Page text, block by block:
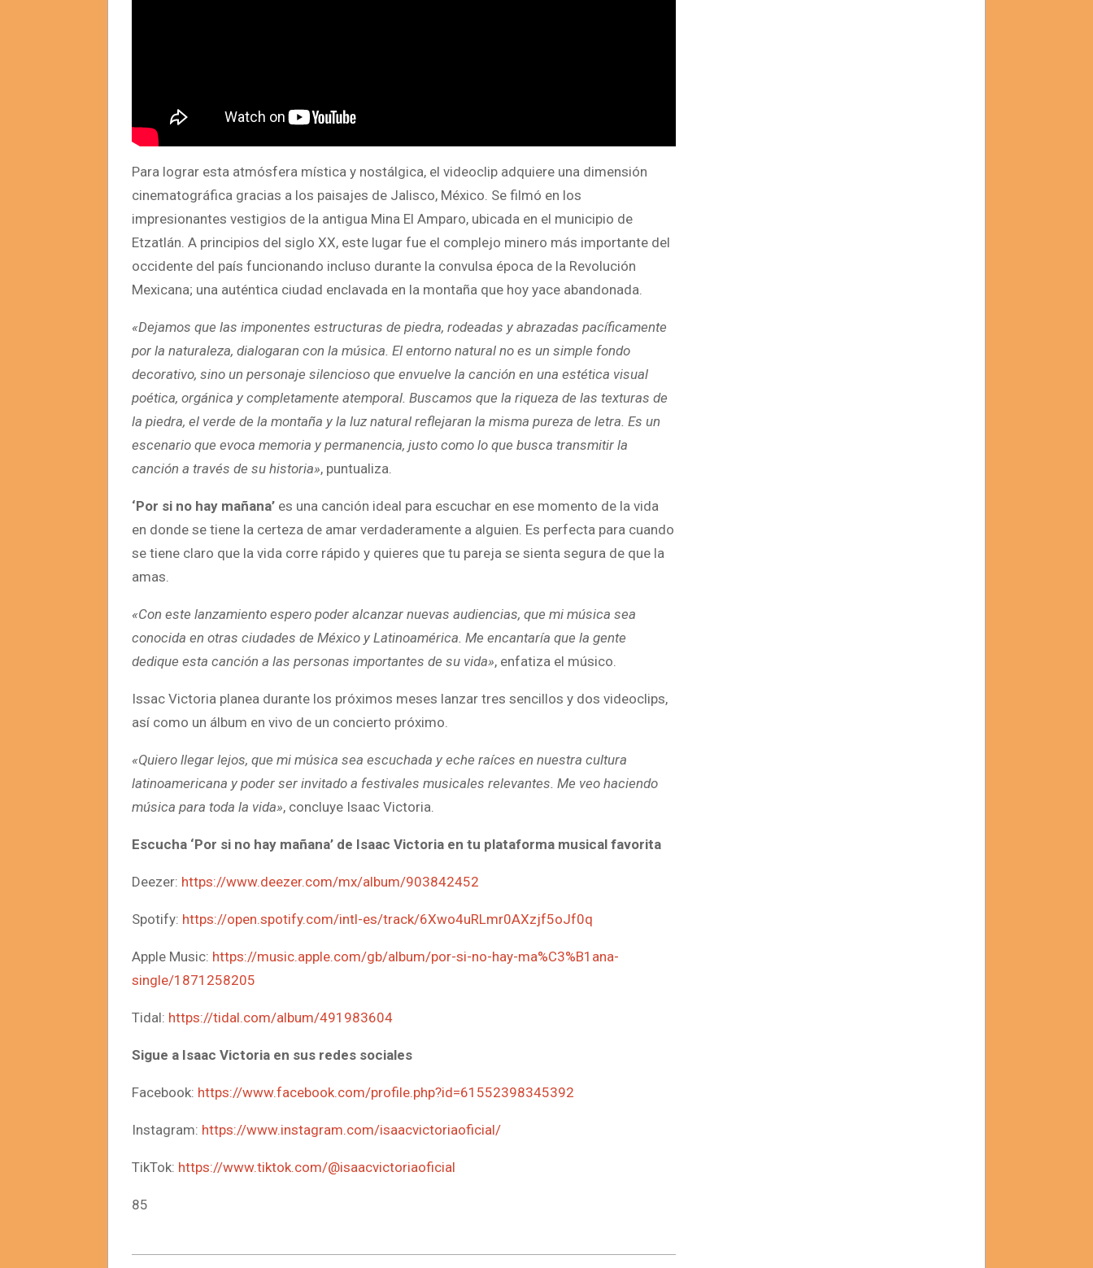
Para lograr esta atmósfera mística y nostálgica, el videoclip adquiere una dimensión
cinematográfica gracias a los paisajes de Jalisco, México. Se filmó en los
impresionantes vestigios de la antigua Mina El Amparo, ubicada en el municipio de
Etzatlán. A principios del siglo XX, este lugar fue el complejo minero más importante del
occidente del país funcionando incluso durante la convulsa época de la Revolución
Mexicana; una auténtica ciudad enclavada en la montaña que hoy yace abandonada.
«Dejamos que las imponentes estructuras de piedra, rodeadas y abrazadas pacíficamente
por la naturaleza, dialogaran con la música. El entorno natural no es un simple fondo
decorativo, sino un personaje silencioso que envuelve la canción en una estética visual
poética, orgánica y completamente atemporal. Buscamos que la riqueza de las texturas de
la piedra, el verde de la montaña y la luz natural reflejaran la misma pureza de letra. Es un
escenario que evoca memoria y permanencia, justo como lo que busca transmitir la
canción a través de su historia», puntualiza.
‘Por si no hay mañana’ es una canción ideal para escuchar en ese momento de la vida
en donde se tiene la certeza de amar verdaderamente a alguien. Es perfecta para cuando
se tiene claro que la vida corre rápido y quieres que tu pareja se sienta segura de que la
amas.
«Con este lanzamiento espero poder alcanzar nuevas audiencias, que mi música sea
conocida en otras ciudades de México y Latinoamérica. Me encantaría que la gente
dedique esta canción a las personas importantes de su vida», enfatiza el músico.
Issac Victoria planea durante los próximos meses lanzar tres sencillos y dos videoclips,
así como un álbum en vivo de un concierto próximo.
«Quiero llegar lejos, que mi música sea escuchada y eche raíces en nuestra cultura
latinoamericana y poder ser invitado a festivales musicales relevantes. Me veo haciendo
música para toda la vida», concluye Isaac Victoria.
Escucha ‘Por si no hay mañana’ de Isaac Victoria en tu plataforma musical favorita
Deezer: https://www.deezer.com/mx/album/903842452
Spotify: https://open.spotify.com/intl-es/track/6Xwo4uRLmr0AXzjf5oJf0q
Apple Music: https://music.apple.com/gb/album/por-si-no-hay-ma%C3%B1ana-
single/1871258205
Tidal: https://tidal.com/album/491983604
Sigue a Isaac Victoria en sus redes sociales
Facebook: https://www.facebook.com/profile.php?id=61552398345392
Instagram: https://www.instagram.com/isaacvictoriaoficial/
TikTok: https://www.tiktok.com/@isaacvictoriaoficial
85